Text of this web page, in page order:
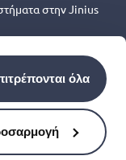
όλα
στην Jinius